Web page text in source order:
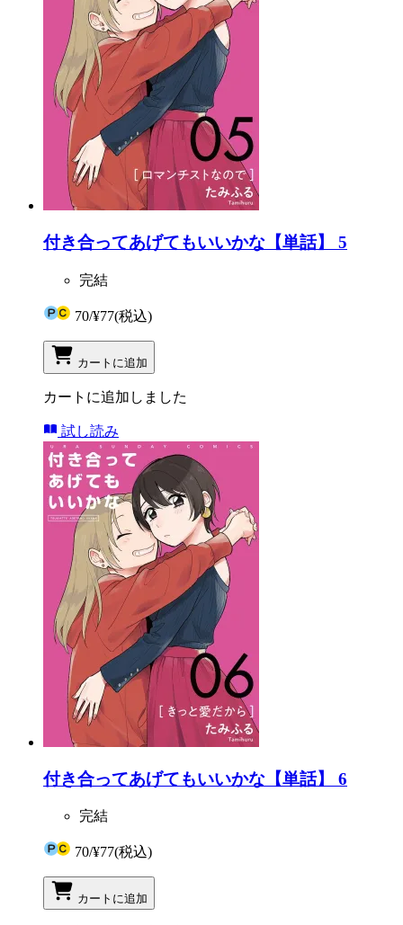
付き合ってあげてもいいかな【単話】 5
完結
70/¥77(税込)
カートに追加
カートに追加しました
試し読み
付き合ってあげてもいいかな【単話】 6
完結
70/¥77(税込)
カートに追加